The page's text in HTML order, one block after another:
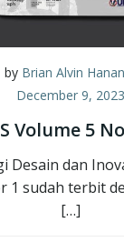
by Brian Alvin
December 9, 2023
Volume 5
Desain dan
1 sudah terbit
[…]